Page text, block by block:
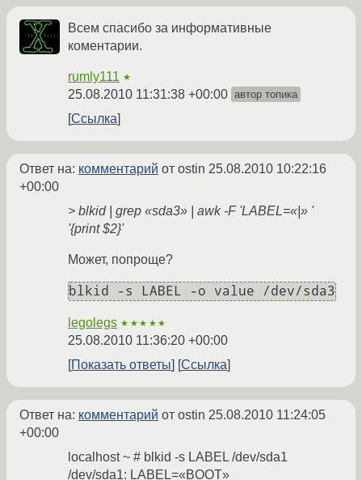
Всем спасибо за информативные
коментарии.
rumly111 ★
25.08.2010 11:31:38 +00:00 автор топика
Ссылка
Ответ на: комментарий от ostin 25.08.2010 10:22:16
+00:00
> blkid | grep «sda3» | awk -F 'LABEL=«|» '
'{print $2}'
Может, попроще?
blkid -s LABEL -o value /dev/sda3
legolegs ★★★★★
25.08.2010 11:36:20 +00:00
Показать ответы
Ссылка
Ответ на: комментарий от ostin 25.08.2010 11:24:05
+00:00
localhost ~ # blkid -s LABEL /dev/sda1
/dev/sda1: LABEL=«BOOT»